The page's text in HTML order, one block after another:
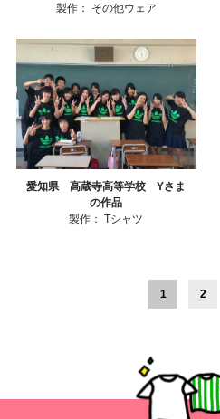
製作：
その他ウェア
愛知県 高蔵寺高等学校 Yさま
の作品
製作： Tシャツ
1 2